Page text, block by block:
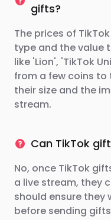
gifts?
The prices of
type and the value
like 'Lion', 'TikTok
from a few coins to
their size and the
stream.
Can TikTok
No, once TikTok
a live stream, they
should ensure
before sending